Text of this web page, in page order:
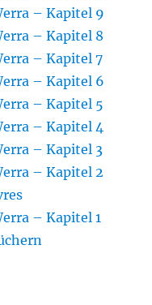
– Kapitel 9
– Kapitel 8
– Kapitel 7
– Kapitel 6
– Kapitel 5
– Kapitel 4
– Kapitel 3
– Kapitel 2
– Kapitel 1